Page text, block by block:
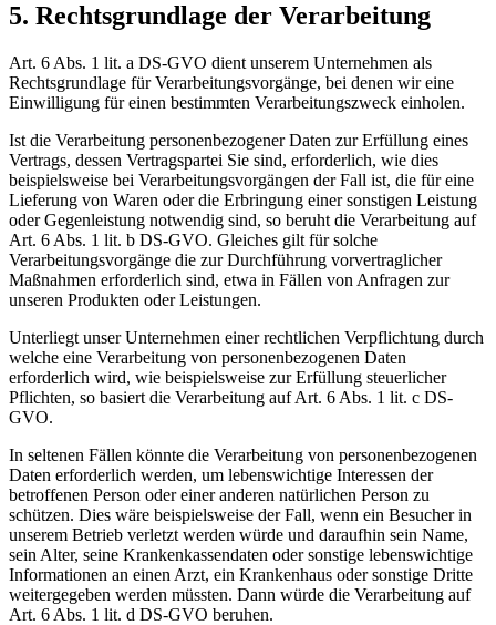
5. Rechtsgrundlage der Verarbeitung
Art. 6 Abs. 1 lit. a DS-GVO dient unserem Unternehmen als
Rechtsgrundlage für Verarbeitungsvorgänge, bei denen wir eine
Einwilligung für einen bestimmten Verarbeitungszweck einholen.
Ist die Verarbeitung personenbezogener Daten zur Erfüllung eines
Vertrags, dessen Vertragspartei Sie sind, erforderlich, wie dies
beispielsweise bei Verarbeitungsvorgängen der Fall ist, die für eine
Lieferung von Waren oder die Erbringung einer sonstigen Leistung
oder Gegenleistung notwendig sind, so beruht die Verarbeitung auf
Art. 6 Abs. 1 lit. b DS-GVO. Gleiches gilt für solche
Verarbeitungsvorgänge die zur Durchführung vorvertraglicher
Maßnahmen erforderlich sind, etwa in Fällen von Anfragen zur
unseren Produkten oder Leistungen.
Unterliegt unser Unternehmen einer rechtlichen Verpflichtung durch
welche eine Verarbeitung von personenbezogenen Daten
erforderlich wird, wie beispielsweise zur Erfüllung steuerlicher
Pflichten, so basiert die Verarbeitung auf Art. 6 Abs. 1 lit. c DS-
GVO.
In seltenen Fällen könnte die Verarbeitung von personenbezogenen
Daten erforderlich werden, um lebenswichtige Interessen der
betroffenen Person oder einer anderen natürlichen Person zu
schützen. Dies wäre beispielsweise der Fall, wenn ein Besucher in
unserem Betrieb verletzt werden würde und daraufhin sein Name,
sein Alter, seine Krankenkassendaten oder sonstige lebenswichtige
Informationen an einen Arzt, ein Krankenhaus oder sonstige Dritte
weitergegeben werden müssten. Dann würde die Verarbeitung auf
Art. 6 Abs. 1 lit. d DS-GVO beruhen.